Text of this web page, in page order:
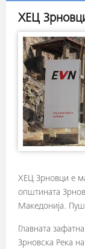
ХЕЦ
ХЕЦ Зрновци е
општината
Македонија.
Главната
Зрновска Река